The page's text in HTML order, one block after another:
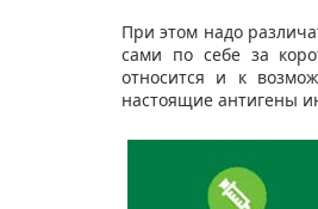
При этом надо
сами по себе за
относится и к
настоящие антигены